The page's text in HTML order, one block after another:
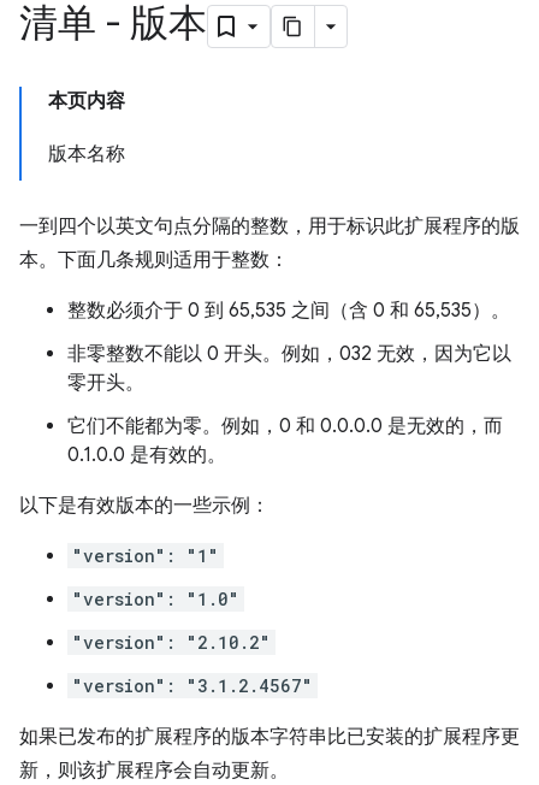
清单 - 版本
本页内容
版本名称
一到四个以英文句点分隔的整数，用于标识此扩展程序的版
本。下面几条规则适用于整数：
整数必须介于 0 到 65,535 之间（含 0 和 65,535）。
非零整数不能以 0 开头。例如，032 无效，因为它以
零开头。
它们不能都为零。例如，0 和 0.0.0.0 是无效的，而
0.1.0.0 是有效的。
以下是有效版本的一些示例：
"version": "1"
"version": "1.0"
"version": "2.10.2"
"version": "3.1.2.4567"
如果已发布的扩展程序的版本字符串比已安装的扩展程序更
新，则该扩展程序会自动更新。